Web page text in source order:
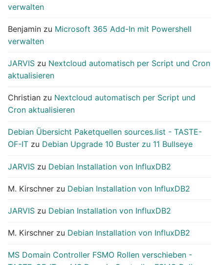
verwalten
Benjamin zu Microsoft 365 Add-In mit Powershell
verwalten
JARVIS zu Nextcloud automatisch per Script und Cron
aktualisieren
Christian zu Nextcloud automatisch per Script und
Cron aktualisieren
Debian Übersicht Paketquellen sources.list - TASTE-
OF-IT zu Debian Upgrade 10 Buster zu 11 Bullseye
JARVIS zu Debian Installation von InfluxDB2
M. Kirschner zu Debian Installation von InfluxDB2
JARVIS zu Debian Installation von InfluxDB2
M. Kirschner zu Debian Installation von InfluxDB2
MS Domain Controller FSMO Rollen verschieben -